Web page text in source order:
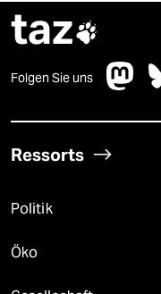
taz
Folgen Sie uns
Ressorts
Politik
Öko